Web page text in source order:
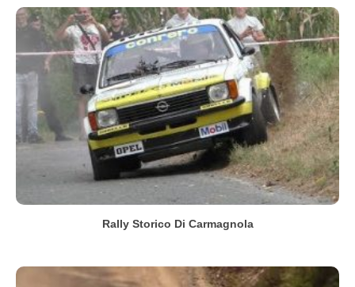
Rally Storico Di Carmagnola